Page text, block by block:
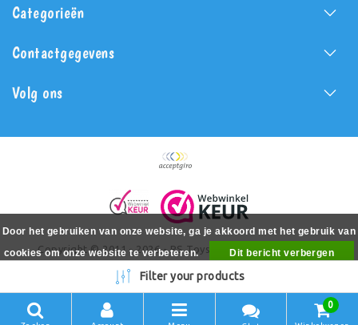
Categorieën
Contactgegevens
Volg ons
Copyright © 2011 - 2026 - PS Toys - All rights reserved -
RealizationPSToys.nl
Filter your products
0
Door het gebruiken van onze website, ga je akkoord met het gebruik van
cookies om onze website te verbeteren.
Dit bericht verbergen
Meer over cookies »